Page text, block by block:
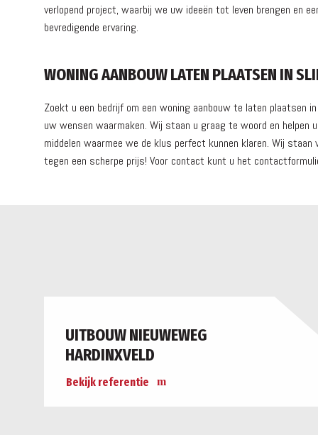
verlopend project, waarbij we uw ideeën tot leven brengen en
bevredigende ervaring.
WONING AANBOUW LATEN PLAATSEN IN
Zoekt u een bedrijf om een woning aanbouw te laten plaatsen
uw wensen waarmaken. Wij staan u graag te woord en helpen
middelen waarmee we de klus perfect kunnen klaren. Wij
tegen een scherpe prijs! Voor contact kunt u het
UITBOUW NIEUWEWEG
HARDINXVELD
Bekijk referentie